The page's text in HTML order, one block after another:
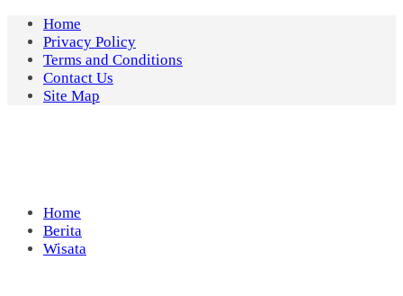
Skip
content
Home
Privacy Policy
Terms and Conditions
Contact Us
Site Map
Home
Berita
Wisata